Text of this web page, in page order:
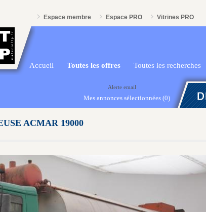
Espace membre Espace PRO Vitrines PRO
Accueil Toutes les offres Toutes les recherches
Alerte email
Mes annonces sélectionnées (0)
ACMAR 19000